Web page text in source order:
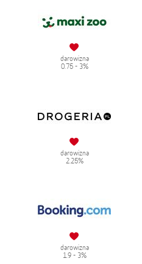
darowizna
0.75 - 3%
darowizna
2.25%
darowizna
1.9 - 3%